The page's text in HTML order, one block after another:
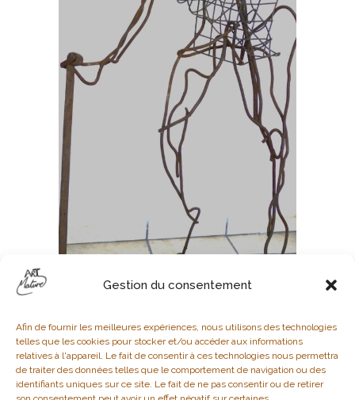
Gestion du consentement
Afin de fournir les meilleures expériences, nous utilisons des technologies
telles que les cookies pour stocker et/ou accéder aux informations
relatives à l'appareil. Le fait de consentir à ces technologies nous permettra
de traiter des données telles que le comportement de navigation ou des
identifiants uniques sur ce site. Le fait de ne pas consentir ou de retirer